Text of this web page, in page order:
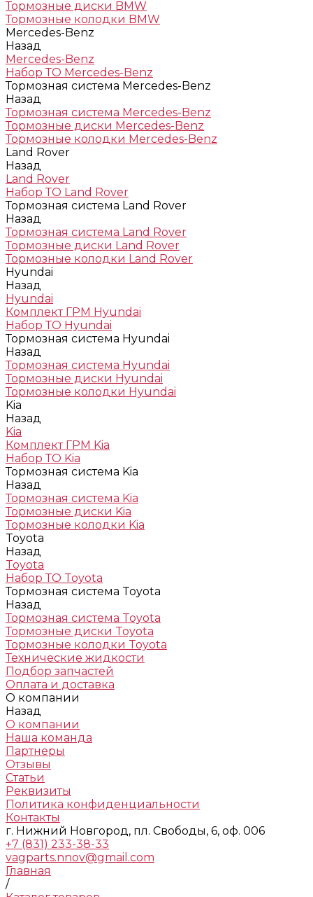
Тормозные диски BMW
Тормозные колодки BMW
Mercedes-Benz
Назад
Mercedes-Benz
Набор ТО Mercedes-Benz
Тормозная система Mercedes-Benz
Назад
Тормозная система Mercedes-Benz
Тормозные диски Mercedes-Benz
Тормозные колодки Mercedes-Benz
Land Rover
Назад
Land Rover
Набор ТО Land Rover
Тормозная система Land Rover
Назад
Тормозная система Land Rover
Тормозные диски Land Rover
Тормозные колодки Land Rover
Hyundai
Назад
Hyundai
Комплект ГРМ Hyundai
Набор ТО Hyundai
Тормозная система Hyundai
Назад
Тормозная система Hyundai
Тормозные диски Hyundai
Тормозные колодки Hyundai
Kia
Назад
Kia
Комплект ГРМ Kia
Набор ТО Kia
Тормозная система Kia
Назад
Тормозная система Kia
Тормозные диски Kia
Тормозные колодки Kia
Toyota
Назад
Toyota
Набор ТО Toyota
Тормозная система Toyota
Назад
Тормозная система Toyota
Тормозные диски Toyota
Тормозные колодки Toyota
Технические жидкости
Подбор запчастей
Оплата и доставка
О компании
Назад
О компании
Наша команда
Партнеры
Отзывы
Статьи
Реквизиты
Политика конфиденциальности
Контакты
г. Нижний Новгород, пл. Свободы, 6, оф. 006
+7 (831) 233-38-33
vagparts.nnov@gmail.com
Главная
/